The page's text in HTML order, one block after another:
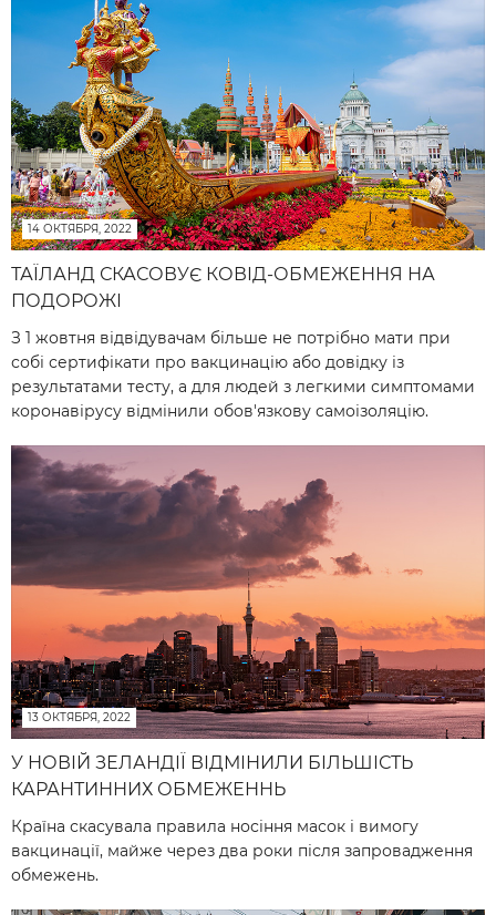
14 ОКТЯБРЯ, 2022
ТАЇЛАНД СКАСОВУЄ КОВІД-ОБМЕЖЕННЯ НА
ПОДОРОЖІ
З 1 жовтня відвідувачам більше не потрібно мати при
собі сертифікати про вакцинацію або довідку із
результатами тесту, а для людей з легкими симптомами
коронавірусу відмінили обов'язкову самоізоляцію.
13 ОКТЯБРЯ, 2022
У НОВІЙ ЗЕЛАНДІЇ ВІДМІНИЛИ БІЛЬШІСТЬ
КАРАНТИННИХ ОБМЕЖЕННЬ
Країна скасувала правила носіння масок і вимогу
вакцинації, майже через два роки після запровадження
обмежень.